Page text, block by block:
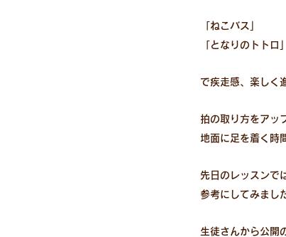
「ねこバス」
「となりのトトロ」
で疾走感、楽しく
拍の取り方をアッ
地面に足を着く時
先日のレッスンで
参考にしてみまし
生徒さんから公開